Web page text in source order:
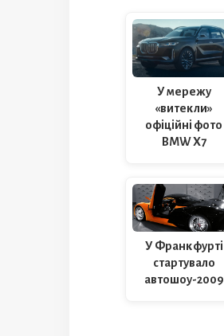
У мережу
«витекли»
офіційні фото
BMW X7
У Франкфурті
стартувало
автошоу-2009